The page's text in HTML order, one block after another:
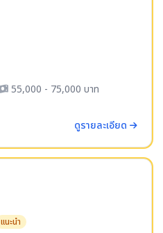
55,000 - 75,000 บาท
ดูรายละเอียด
แนะนำ